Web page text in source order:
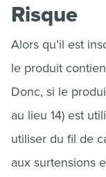
Risque
Alors qu’il est
le produit
Donc, si le
au lieu 14) est
utiliser du fil de
aux surtensions